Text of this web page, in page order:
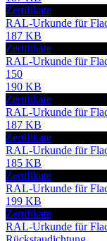
Zertifikate
RAL-Urkunde für
187 KB
Zertifikate
RAL-Urkunde für
150
190 KB
Zertifikate
RAL-Urkunde für
187 KB
Zertifikate
RAL-Urkunde für
185 KB
Zertifikate
RAL-Urkunde für
199 KB
Zertifikate
RAL-Urkunde für